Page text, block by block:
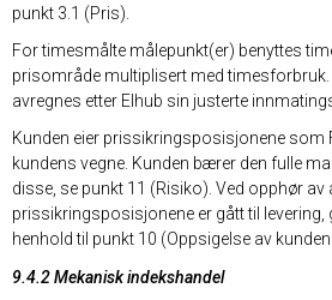
punkt 3.1 (Pris).
For timesmålte målepunkt(er) benyttes
prisområde multiplisert med
avregnes etter Elhub sin justerte
Kunden eier prissikringsposisjonene som
kundens vegne. Kunden bærer den fulle
disse, se punkt 11 (Risiko). Ved opphør av
prissikringsposisjonene er gått til
henhold til punkt 10 (Oppsigelse av
9.4.2 Mekanisk indekshandel